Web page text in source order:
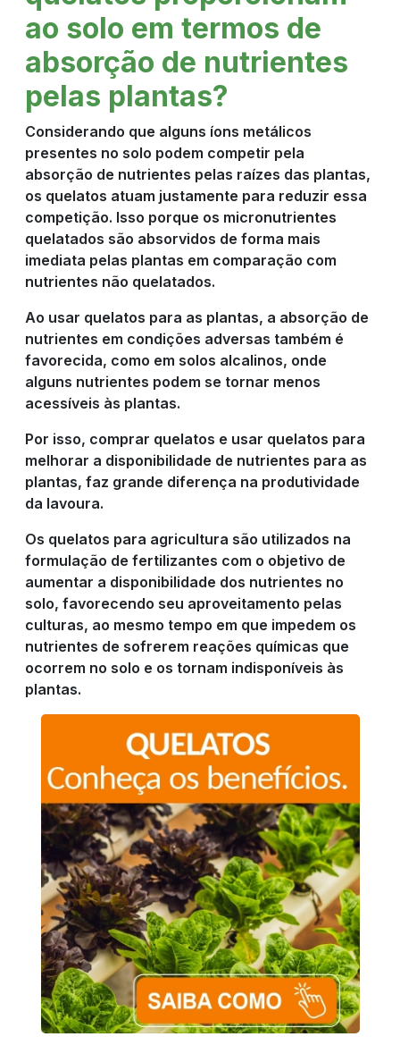
ao solo em termos de
absorção de nutrientes
pelas plantas?
Considerando que alguns íons metálicos
presentes no solo podem competir pela
absorção de nutrientes pelas raízes das plantas,
os quelatos atuam justamente para reduzir essa
competição. Isso porque os micronutrientes
quelatados são absorvidos de forma mais
imediata pelas plantas em comparação com
nutrientes não quelatados.
Ao usar quelatos para as plantas, a absorção de
nutrientes em condições adversas também é
favorecida, como em solos alcalinos, onde
alguns nutrientes podem se tornar menos
acessíveis às plantas.
Por isso, comprar quelatos e usar quelatos para
melhorar a disponibilidade de nutrientes para as
plantas, faz grande diferença na produtividade
da lavoura.
Os quelatos para agricultura são utilizados na
formulação de fertilizantes com o objetivo de
aumentar a disponibilidade dos nutrientes no
solo, favorecendo seu aproveitamento pelas
culturas, ao mesmo tempo em que impedem os
nutrientes de sofrerem reações químicas que
ocorrem no solo e os tornam indisponíveis às
plantas.